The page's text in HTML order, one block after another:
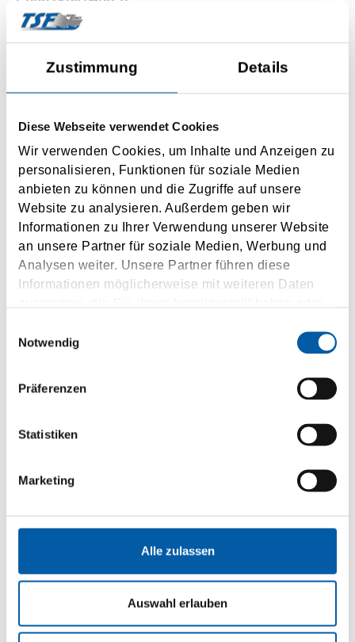
Zustimmung Details
Diese Webseite verwendet Cookies
Wir verwenden Cookies, um Inhalte und Anzeigen zu
personalisieren, Funktionen für soziale Medien
anbieten zu können und die Zugriffe auf unsere
Website zu analysieren. Außerdem geben wir
Informationen zu Ihrer Verwendung unserer Website
an unsere Partner für soziale Medien, Werbung und
Analysen weiter. Unsere Partner führen diese
Informationen möglicherweise mit weiteren Daten
gesammelt haben.
Notwendig
Präferenzen
Statistiken
Marketing
Alle zulassen
Auswahl erlauben
Cuan (Luing (Heb.))
0,1 h driving time
Ugtrans Terminal Co Ltd.
Kerch (Crimea)
Kavkaz
Kilitbahir
Canakkale